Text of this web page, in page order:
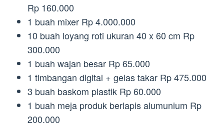
Rp 160.000
1 buah mixer Rp 4.000.000
10 buah loyang roti ukuran 40 x 60 cm Rp
300.000
1 buah wajan besar Rp 65.000
1 timbangan digital + gelas takar Rp 475.000
3 buah baskom plastik Rp 60.000
1 buah meja produk berlapis alumunium Rp
200.000